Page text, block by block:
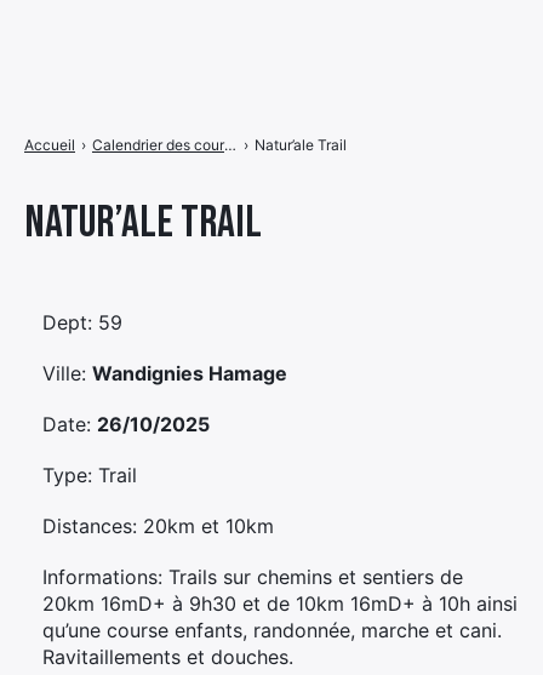
Natur’ale Trail
Accueil › Calendrier des courses › Natur’ale Trail
Dept: 59
Ville: Wandignies Hamage
Date: 26/10/2025
Type: Trail
Distances: 20km et 10km
Informations: Trails sur chemins et sentiers de
20km 16mD+ à 9h30 et de 10km 16mD+ à 10h ainsi
qu’une course enfants, randonnée, marche et cani.
Ravitaillements et douches.